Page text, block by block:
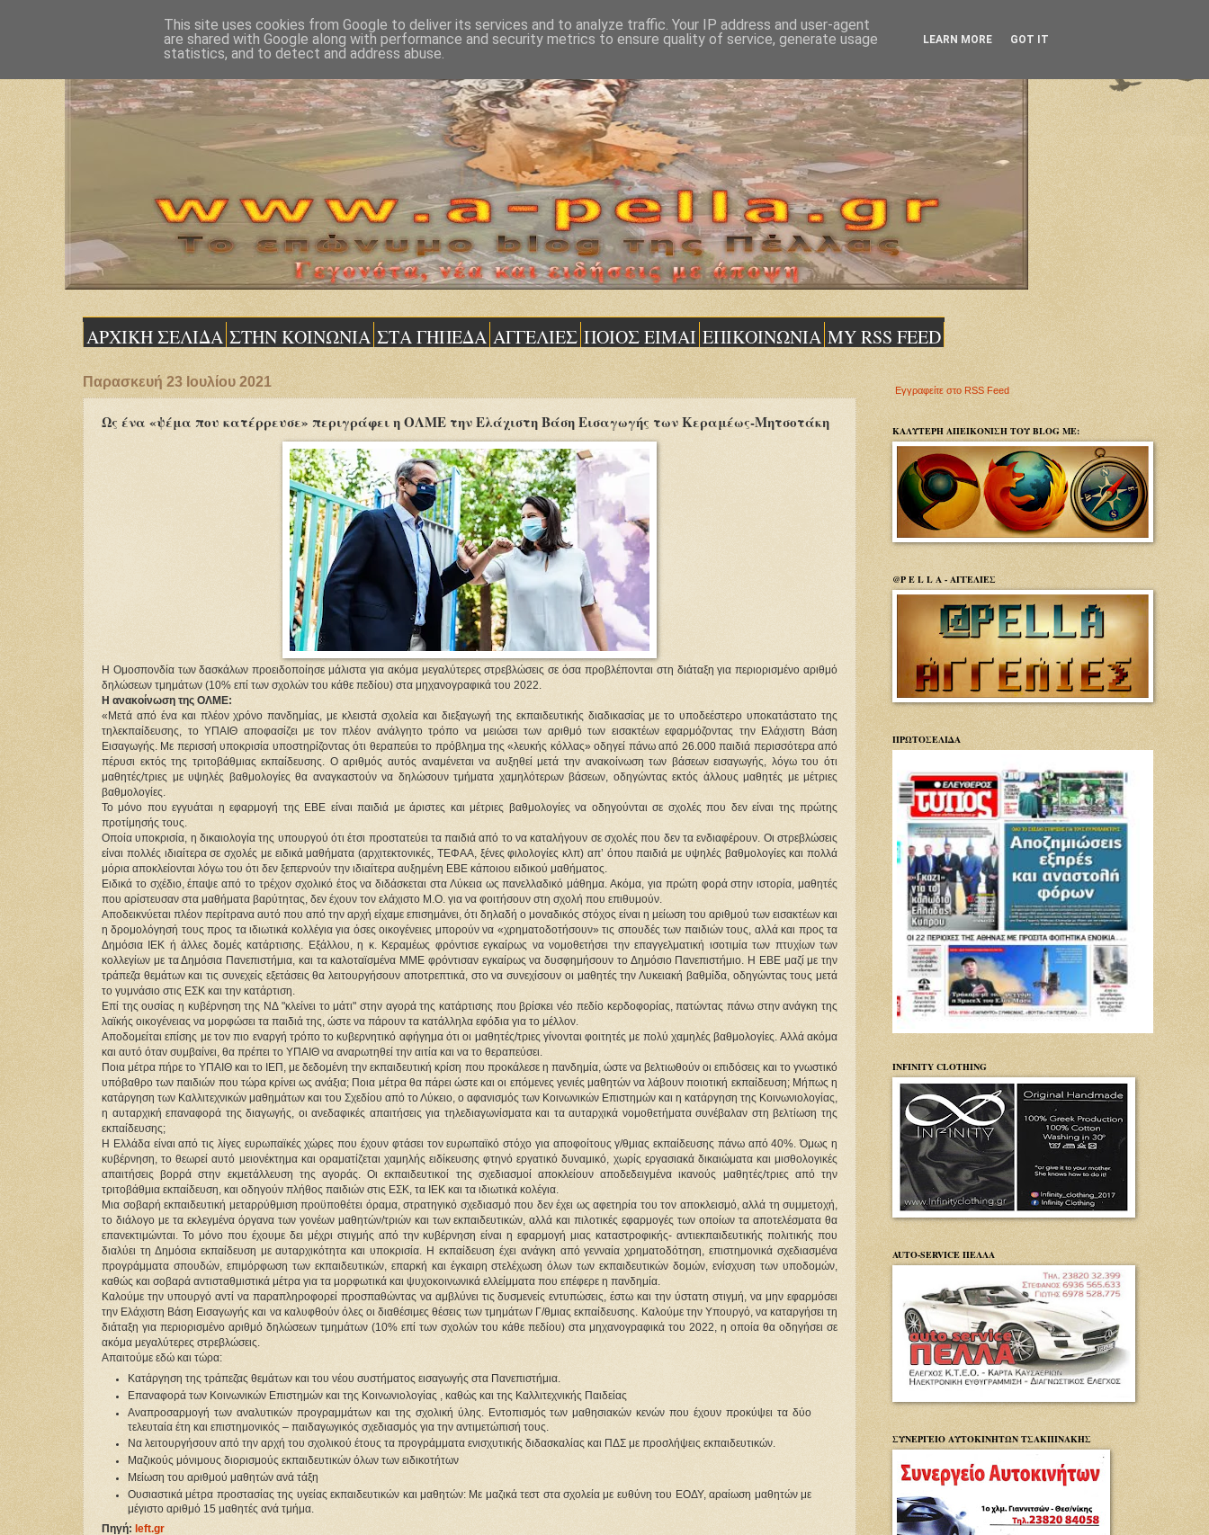
ΑΡΧΙΚΗ ΣΕΛΙΔΑ ΣΤΗΝ ΚΟΙΝΩΝΙΑ ΣΤΑ ΓΗΠΕΔΑ ΑΓΓΕΛΙΕΣ ΠΟΙΟΣ ΕΙΜΑΙ ΕΠΙΚΟΙΝΩΝΙΑ MY RSS FEED
Παρασκευή 23 Ιουλίου 2021
Ως ένα «ψέμα που κατέρρευσε» περιγράφει η ΟΛΜΕ την Ελάχιστη Βάση Εισαγωγής των Κεραμέως-Μητσοτάκη
Η Ομοσπονδία των δασκάλων προειδοποίησε μάλιστα για ακόμα μεγαλύτερες στρεβλώσεις σε όσα προβλέπονται στη διάταξη για περιορισμένο αριθμό
δηλώσεων τμημάτων (10% επί των σχολών του κάθε πεδίου) στα μηχανογραφικά του 2022.
Η ανακοίνωση της ΟΛΜΕ:
«Μετά από ένα και πλέον χρόνο πανδημίας, με κλειστά σχολεία και διεξαγωγή της εκπαιδευτικής διαδικασίας με το υποδεέστερο υποκατάστατο της
τηλεκπαίδευσης, το ΥΠΑΙΘ αποφασίζει με τον πλέον ανάλγητο τρόπο να μειώσει των αριθμό των εισακτέων εφαρμόζοντας την Ελάχιστη Βάση
Εισαγωγής. Με περισσή υποκρισία υποστηρίζοντας ότι θεραπεύει το πρόβλημα της «λευκής κόλλας» οδηγεί πάνω από 26.000 παιδιά περισσότερα από
πέρυσι εκτός της τριτοβάθμιας εκπαίδευσης. Ο αριθμός αυτός αναμένεται να αυξηθεί μετά την ανακοίνωση των βάσεων εισαγωγής, λόγω του ότι
μαθητές/τριες με υψηλές βαθμολογίες θα αναγκαστούν να δηλώσουν τμήματα χαμηλότερων βάσεων, οδηγώντας εκτός άλλους μαθητές με μέτριες
βαθμολογίες.
Το μόνο που εγγυάται η εφαρμογή της ΕΒΕ είναι παιδιά με άριστες και μέτριες βαθμολογίες να οδηγούνται σε σχολές που δεν είναι της πρώτης
προτίμησής τους.
Οποία υποκρισία, η δικαιολογία της υπουργού ότι έτσι προστατεύει τα παιδιά από το να καταλήγουν σε σχολές που δεν τα ενδιαφέρουν. Οι στρεβλώσεις
είναι πολλές ιδιαίτερα σε σχολές με ειδικά μαθήματα (αρχιτεκτονικές, ΤΕΦΑΑ, ξένες φιλολογίες κλπ) απ’ όπου παιδιά με υψηλές βαθμολογίες και πολλά
μόρια αποκλείονται λόγω του ότι δεν ξεπερνούν την ιδιαίτερα αυξημένη ΕΒΕ κάποιου ειδικού μαθήματος.
Ειδικά το σχέδιο, έπαψε από το τρέχον σχολικό έτος να διδάσκεται στα Λύκεια ως πανελλαδικό μάθημα. Ακόμα, για πρώτη φορά στην ιστορία, μαθητές
που αρίστευσαν στα μαθήματα βαρύτητας, δεν έχουν τον ελάχιστο Μ.Ο. για να φοιτήσουν στη σχολή που επιθυμούν.
Αποδεικνύεται πλέον περίτρανα αυτό που από την αρχή είχαμε επισημάνει, ότι δηλαδή ο μοναδικός στόχος είναι η μείωση του αριθμού των εισακτέων και
η δρομολόγησή τους προς τα ιδιωτικά κολλέγια για όσες οικογένειες μπορούν να «χρηματοδοτήσουν» τις σπουδές των παιδιών τους, αλλά και προς τα
Δημόσια ΙΕΚ ή άλλες δομές κατάρτισης. Εξάλλου, η κ. Κεραμέως φρόντισε εγκαίρως να νομοθετήσει την επαγγελματική ισοτιμία των πτυχίων των
κολλεγίων με τα Δημόσια Πανεπιστήμια, και τα καλοταϊσμένα ΜΜΕ φρόντισαν εγκαίρως να δυσφημήσουν το Δημόσιο Πανεπιστήμιο. Η ΕΒΕ μαζί με την
τράπεζα θεμάτων και τις συνεχείς εξετάσεις θα λειτουργήσουν αποτρεπτικά, στο να συνεχίσουν οι μαθητές την Λυκειακή βαθμίδα, οδηγώντας τους μετά
το γυμνάσιο στις ΕΣΚ και την κατάρτιση.
Επί της ουσίας η κυβέρνηση της ΝΔ "κλείνει το μάτι" στην αγορά της κατάρτισης που βρίσκει νέο πεδίο κερδοφορίας, πατώντας πάνω στην ανάγκη της
λαϊκής οικογένειας να μορφώσει τα παιδιά της, ώστε να πάρουν τα κατάλληλα εφόδια για το μέλλον.
Αποδομείται επίσης με τον πιο εναργή τρόπο το κυβερνητικό αφήγημα ότι οι μαθητές/τριες γίνονται φοιτητές με πολύ χαμηλές βαθμολογίες. Αλλά ακόμα
και αυτό όταν συμβαίνει, θα πρέπει το ΥΠΑΙΘ να αναρωτηθεί την αιτία και να το θεραπεύσει.
Ποια μέτρα πήρε το ΥΠΑΙΘ και το ΙΕΠ, με δεδομένη την εκπαιδευτική κρίση που προκάλεσε η πανδημία, ώστε να βελτιωθούν οι επιδόσεις και το γνωστικό
υπόβαθρο των παιδιών που τώρα κρίνει ως ανάξια; Ποια μέτρα θα πάρει ώστε και οι επόμενες γενιές μαθητών να λάβουν ποιοτική εκπαίδευση; Μήπως η
κατάργηση των Καλλιτεχνικών μαθημάτων και του Σχεδίου από το Λύκειο, ο αφανισμός των Κοινωνικών Επιστημών και η κατάργηση της Κοινωνιολογίας,
η αυταρχική επαναφορά της διαγωγής, οι ανεδαφικές απαιτήσεις για τηλεδιαγωνίσματα και τα αυταρχικά νομοθετήματα συνέβαλαν στη βελτίωση της
εκπαίδευσης;
Η Ελλάδα είναι από τις λίγες ευρωπαϊκές χώρες που έχουν φτάσει τον ευρωπαϊκό στόχο για αποφοίτους γ/θμιας εκπαίδευσης πάνω από 40%. Όμως η
κυβέρνηση, το θεωρεί αυτό μειονέκτημα και οραματίζεται χαμηλής ειδίκευσης φτηνό εργατικό δυναμικό, χωρίς εργασιακά δικαιώματα και μισθολογικές
απαιτήσεις βορρά στην εκμετάλλευση της αγοράς. Οι εκπαιδευτικοί της σχεδιασμοί αποκλείουν αποδεδειγμένα ικανούς μαθητές/τριες από την
τριτοβάθμια εκπαίδευση, και οδηγούν πλήθος παιδιών στις ΕΣΚ, τα ΙΕΚ και τα ιδιωτικά κολέγια.
Μια σοβαρή εκπαιδευτική μεταρρύθμιση προϋποθέτει όραμα, στρατηγικό σχεδιασμό που δεν έχει ως αφετηρία του τον αποκλεισμό, αλλά τη συμμετοχή,
το διάλογο με τα εκλεγμένα όργανα των γονέων μαθητών/τριών και των εκπαιδευτικών, αλλά και πιλοτικές εφαρμογές των οποίων τα αποτελέσματα θα
επανεκτιμώνται. Το μόνο που έχουμε δει μέχρι στιγμής από την κυβέρνηση είναι η εφαρμογή μιας καταστροφικής- αντιεκπαιδευτικής πολιτικής που
διαλύει τη Δημόσια εκπαίδευση με αυταρχικότητα και υποκρισία. Η εκπαίδευση έχει ανάγκη από γενναία χρηματοδότηση, επιστημονικά σχεδιασμένα
προγράμματα σπουδών, επιμόρφωση των εκπαιδευτικών, επαρκή και έγκαιρη στελέχωση όλων των εκπαιδευτικών δομών, ενίσχυση των υποδομών,
καθώς και σοβαρά αντισταθμιστικά μέτρα για τα μορφωτικά και ψυχοκοινωνικά ελλείμματα που επέφερε η πανδημία.
Καλούμε την υπουργό αντί να παραπληροφορεί προσπαθώντας να αμβλύνει τις δυσμενείς εντυπώσεις, έστω και την ύστατη στιγμή, να μην εφαρμόσει
την Ελάχιστη Βάση Εισαγωγής και να καλυφθούν όλες οι διαθέσιμες θέσεις των τμημάτων Γ/θμιας εκπαίδευσης. Καλούμε την Υπουργό, να καταργήσει τη
διάταξη για περιορισμένο αριθμό δηλώσεων τμημάτων (10% επί των σχολών του κάθε πεδίου) στα μηχανογραφικά του 2022, η οποία θα οδηγήσει σε
ακόμα μεγαλύτερες στρεβλώσεις.
Απαιτούμε εδώ και τώρα:
Κατάργηση της τράπεζας θεμάτων και του νέου συστήματος εισαγωγής στα Πανεπιστήμια.
Επαναφορά των Κοινωνικών Επιστημών και της Κοινωνιολογίας , καθώς και της Καλλιτεχνικής Παιδείας
Αναπροσαρμογή των αναλυτικών προγραμμάτων και της σχολική ύλης. Εντοπισμός των μαθησιακών κενών που έχουν προκύψει τα δύο
τελευταία έτη και επιστημονικός – παιδαγωγικός σχεδιασμός για την αντιμετώπισή τους.
Να λειτουργήσουν από την αρχή του σχολικού έτους τα προγράμματα ενισχυτικής διδασκαλίας και ΠΔΣ με προσλήψεις εκπαιδευτικών.
Μαζικούς μόνιμους διορισμούς εκπαιδευτικών όλων των ειδικοτήτων
Μείωση του αριθμού μαθητών ανά τάξη
Ουσιαστικά μέτρα προστασίας της υγείας εκπαιδευτικών και μαθητών: Με μαζικά τεστ στα σχολεία με ευθύνη του ΕΟΔΥ, αραίωση μαθητών με
μέγιστο αριθμό 15 μαθητές ανά τμήμα.
Πηγή: left.gr
Εγγραφείτε στο RSS Feed
ΚΑΛΥΤΕΡΗ ΑΠΕΙΚΟΝΙΣΗ ΤΟΥ BLOG ΜΕ:
@P E L L A - ΑΓΓΕΛΙΕΣ
ΠΡΩΤΟΣΕΛΙΔΑ
INFINITY CLOTHING
AUTO-SERVICE ΠΕΛΛΑ
ΣΥΝΕΡΓΕΙΟ ΑΥΤΟΚΙΝΗΤΩΝ ΤΣΑΚΠΙΝΑΚΗΣ
This site uses cookies from Google to deliver its services and to analyze traffic. Your IP address and user-agent
are shared with Google along with performance and security metrics to ensure quality of service, generate usage
statistics, and to detect and address abuse.
LEARN MORE GOT IT